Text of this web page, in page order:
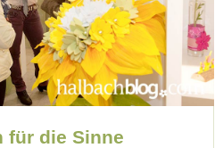
für die Sinne